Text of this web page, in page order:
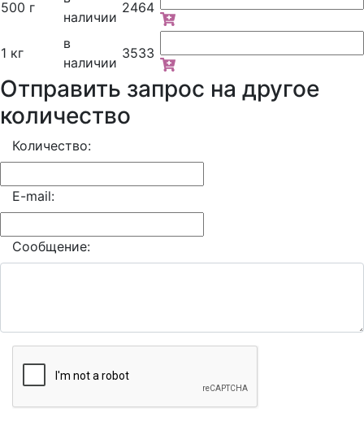
500 г
наличии
2464
1 кг
в
наличии
3533
Отправить запрос на другое
количество
Количество:
E-mail:
Сообщение: